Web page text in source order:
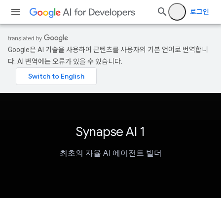
로그인
Google은 AI 기술을 사용하여 콘텐츠를 사용자의 기본 언어로 번역합니
다. AI 번역에는 오류가 있을 수 있습니다.
Synapse AI 1
최초의 자율 AI 에이전트 빌더